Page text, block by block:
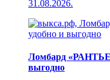
31.08.2026.
Ломбард
выгодно